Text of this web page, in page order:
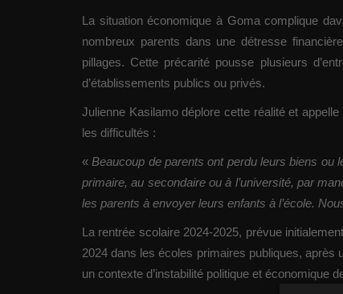
La situation économique à Goma complique
nombreux parents dans une détresse
pillages. Cette précarité pousse plusieurs
d’établissements publics ou privés.
Julienne Kasilamo déplore cette réalité et
les difficultés :
« Beaucoup de parents ont perdu leurs biens ou
primaire, au secondaire ou à l’université, par
les parents à envoyer leurs enfants à l’école.
La rentrée scolaire 2024-2025, prévue
2024 dans les écoles primaires publiques, après
un contexte d’instabilité politique et économique